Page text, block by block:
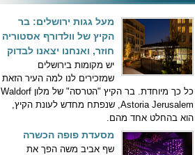
מעל גגות ירושלים: בר
הקיץ של וולדורף אסטוריה
חוזר, ואנחנו יצאנו לבדוק
יש מקומות בירושלים
שמזכירים לנו למה העיר הזאת
כל כך מיוחדת. בר הקיץ "הטרסה" של מלון Waldorf
Astoria Jerusalem, שנפתח מחדש לעונת הקיץ,
הוא בהחלט אחד מהם.
מסעדת פופה הכשרה
שף אביב משה הפך את